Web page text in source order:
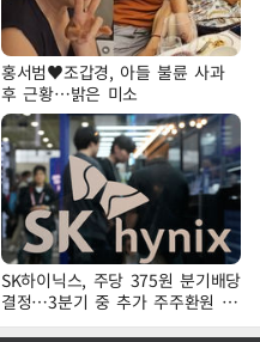
홍서범♥조갑경, 아들 불륜 사과
후 근황…밝은 미소
SK하이닉스, 주당 375원 분기배당
결정…3분기 중 추가 주주환원 발
표